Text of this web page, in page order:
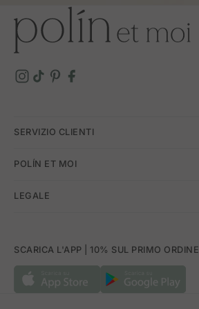
SERVIZIO CLIENTI
POLÍN ET MOI
LEGALE
SCARICA L'APP | 10% SUL PRIMO ORDINE